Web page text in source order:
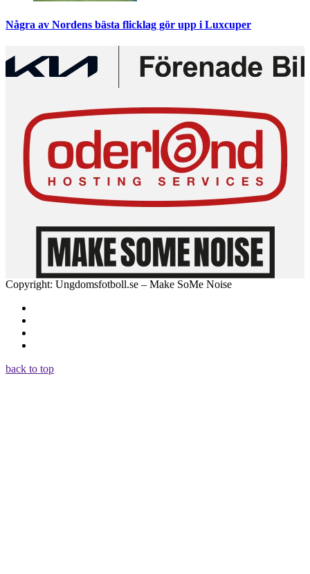
Några av Nordens bästa flicklag gör upp i Luxcuper
Copyright: Ungdomsfotboll.se – Make SoMe Noise
back to top